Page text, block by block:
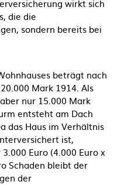
wirkt sich
die die
sondern bereits bei
beträgt nach
Mark 1914. Als
nur 15.000 Mark
entsteht am Dach
das Haus im Verhältnis
ist,
Euro (4.000 Euro x
Schaden bleibt der
der